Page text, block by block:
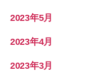
2023年5月
2023年4月
2023年3月